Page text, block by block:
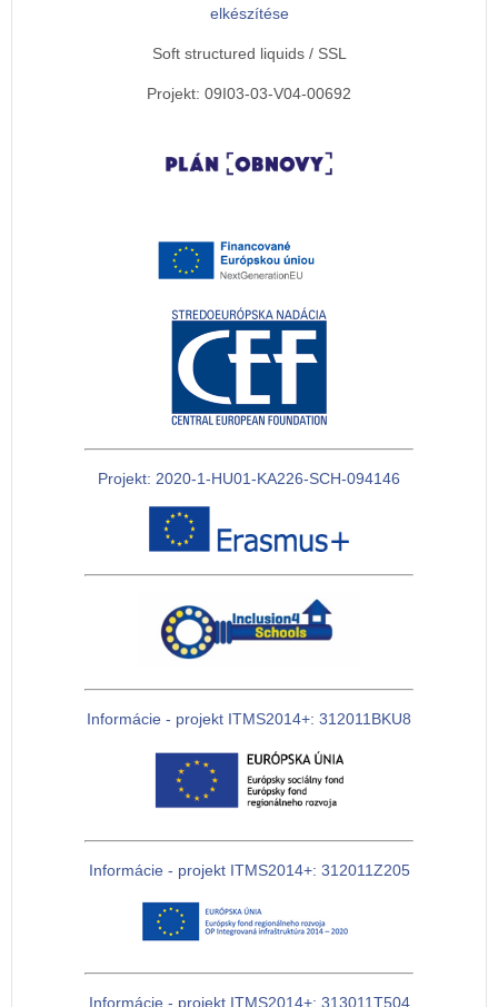
elkészítése
Soft structured liquids / SSL
Projekt: 09I03-03-V04-00692
Projekt: 2020-1-HU01-KA226-SCH-094146
Informácie - projekt ITMS2014+: 312011BKU8
Informácie - projekt ITMS2014+: 312011Z205
Informácie - projekt ITMS2014+: 313011T504